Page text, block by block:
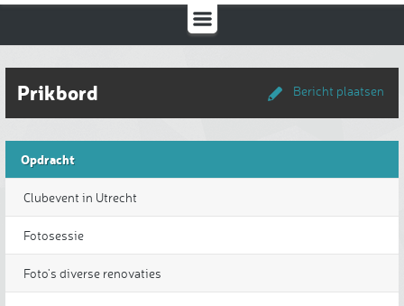
Prikbord Bericht plaatsen
Opdracht
Clubevent in Utrecht
Fotosessie
Foto's diverse renovaties